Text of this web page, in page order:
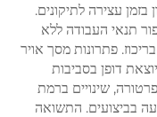
בזמן עצירה לתיקונים.
תנאי העבודה ללא
פתרונות מסך אויר
דופן בסביבות
שינויים ברמת
בביצועים. התשואה